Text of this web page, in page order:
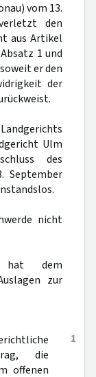
vom 13.
den
aus Artikel
Absatz 1 und
er den
der
Ulm
des
September
nicht
hat dem
zur
1
die
offenen